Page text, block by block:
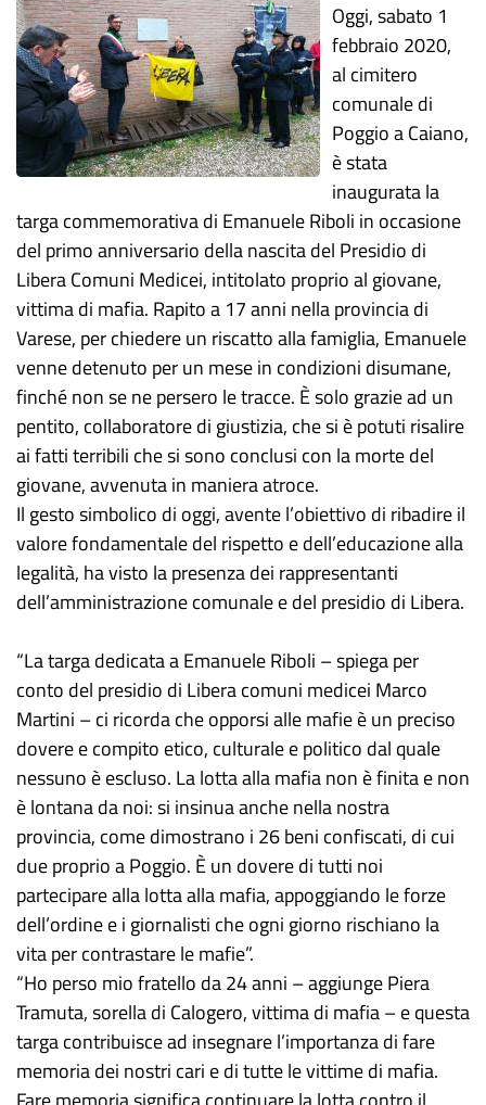
Oggi, sabato 1
febbraio 2020,
al cimitero
comunale di
Poggio a Caiano,
è stata
inaugurata la
targa commemorativa di Emanuele Riboli in occasione
del primo anniversario della nascita del Presidio di
Libera Comuni Medicei, intitolato proprio al giovane,
vittima di mafia. Rapito a 17 anni nella provincia di
Varese, per chiedere un riscatto alla famiglia, Emanuele
venne detenuto per un mese in condizioni disumane,
finché non se ne persero le tracce. È solo grazie ad un
pentito, collaboratore di giustizia, che si è potuti risalire
ai fatti terribili che si sono conclusi con la morte del
giovane, avvenuta in maniera atroce.
Il gesto simbolico di oggi, avente l’obiettivo di ribadire il
valore fondamentale del rispetto e dell’educazione alla
legalità, ha visto la presenza dei rappresentanti
dell’amministrazione comunale e del presidio di Libera.
“La targa dedicata a Emanuele Riboli – spiega per
conto del presidio di Libera comuni medicei Marco
Martini – ci ricorda che opporsi alle mafie è un preciso
dovere e compito etico, culturale e politico dal quale
nessuno è escluso. La lotta alla mafia non è finita e non
è lontana da noi: si insinua anche nella nostra
provincia, come dimostrano i 26 beni confiscati, di cui
due proprio a Poggio. È un dovere di tutti noi
partecipare alla lotta alla mafia, appoggiando le forze
dell’ordine e i giornalisti che ogni giorno rischiano la
vita per contrastare le mafie”.
“Ho perso mio fratello da 24 anni – aggiunge Piera
Tramuta, sorella di Calogero, vittima di mafia – e questa
targa contribuisce ad insegnare l’importanza di fare
memoria dei nostri cari e di tutte le vittime di mafia.